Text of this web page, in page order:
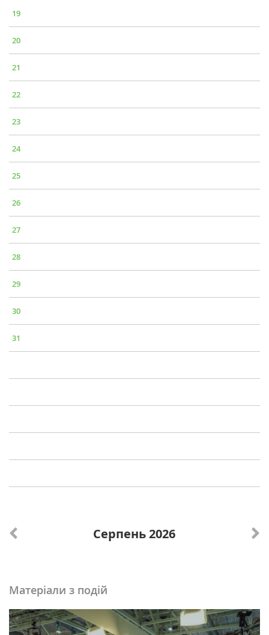
19
20
21
22
23
24
25
26
27
28
29
30
31
Серпень 2026
Матеріали з подій